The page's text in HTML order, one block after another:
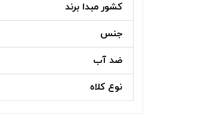
کشور مبدا برند
جنس
ضد آب
نوع کلاه